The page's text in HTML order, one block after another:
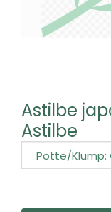
Astilbe
Astilbe